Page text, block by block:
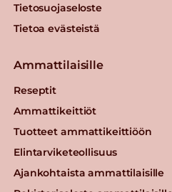
Tietosuojaseloste
Tietoa evästeistä
Ammattilaisille
Reseptit
Ammattikeittiöt
Tuotteet ammattikeittiöön
Elintarviketeollisuus
Ajankohtaista ammattilaisille